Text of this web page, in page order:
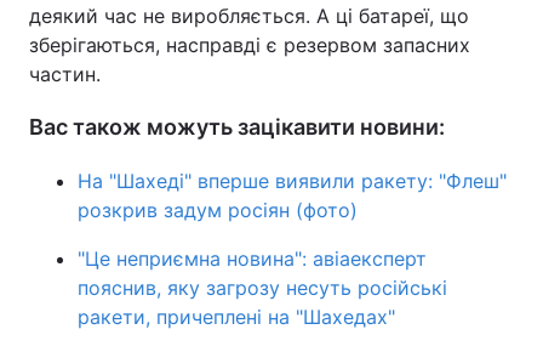
деякий час не виробляється. А ці батареї, що
зберігаються, насправді є резервом запасних
частин.
Вас також можуть зацікавити новини:
На "Шахеді" вперше виявили ракету: "Флеш"
розкрив задум росіян (фото)
"Це неприємна новина": авіаексперт
пояснив, яку загрозу несуть російські
ракети, причеплені на "Шахедах"